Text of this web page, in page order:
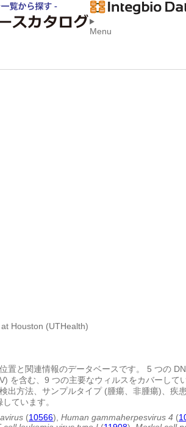
Menu
Houston (UTHealth)
置と関連情報のデータベースです。 5 つの
を含む、9 つの主要なウィルスをカバーし
出方法、サンプルタイプ (腫瘍、非腫瘍)、疾
ています。
(10566), Human gammaherpesvirus 4 (